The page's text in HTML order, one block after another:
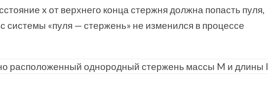
x от верхнего конца стержня должна попасть пуля,
системы «пуля — стержень» не изменился в процессе